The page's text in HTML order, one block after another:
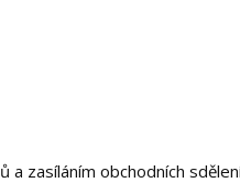
zasíláním obchodních